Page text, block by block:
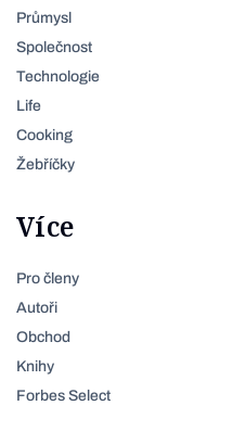
Průmysl
Společnost
Technologie
Life
Cooking
Žebříčky
Více
Pro členy
Autoři
Obchod
Knihy
Forbes Select